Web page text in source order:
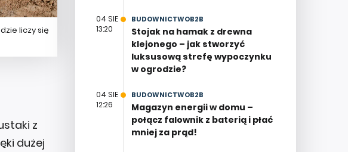
liczy się
z
dużej
04 SIE
13:20
BUDOWNICTWOB2B
Stojak na hamak z drewna
klejonego – jak stworzyć
luksusową strefę wypoczynku
w ogrodzie?
04 SIE
12:26
BUDOWNICTWOB2B
Magazyn energii w domu –
połącz falownik z baterią i płać
mniej za prąd!